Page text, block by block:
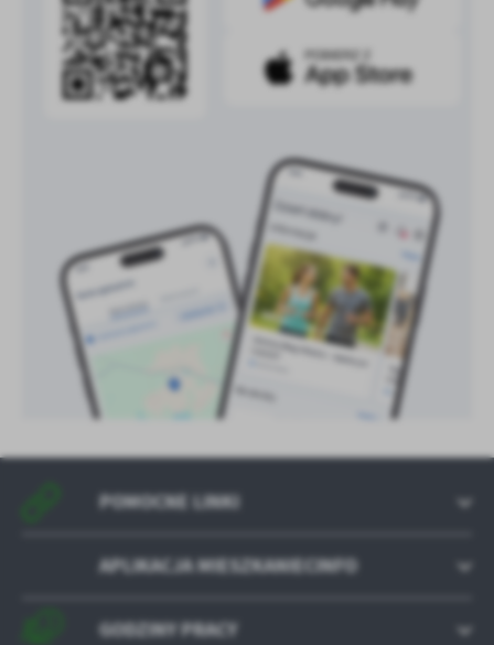
treści w postaci wiadomości, ofert, komunikatów mediów
społecznościowych.
POMOCNE LINKI
APLIKACJA MIESZKANIECINFO
GODZINY PRACY